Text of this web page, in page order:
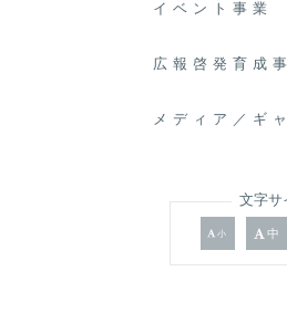
イベント事業
広報啓発育成
メディア／ギ
文字サ
小 中